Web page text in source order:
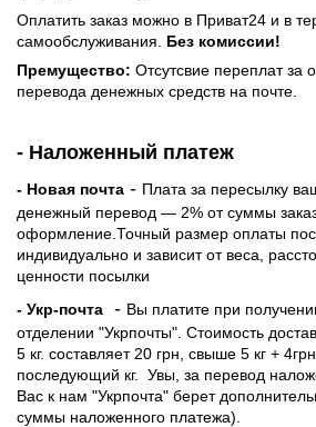
Оплатить заказ можно в Приват24 и в
самообслуживания. Без комиссии!
Премущество: Отсутсвие переплат за
перевода денежных средств на почте.
- Наложенный платеж
- Новая почта - Плата за пересылку
денежный перевод — 2% от суммы
оформление.Точный размер оплаты
индивидуально и зависит от веса,
ценности посылки
- Укр-почта
- Вы платите при
отделении "Укрпочты". Стоимость
5 кг. составляет 20 грн, свыше 5 кг +
последующий кг. Увы, за перевод
Вас к нам "Укрпочта" берет
суммы наложенного платежа).